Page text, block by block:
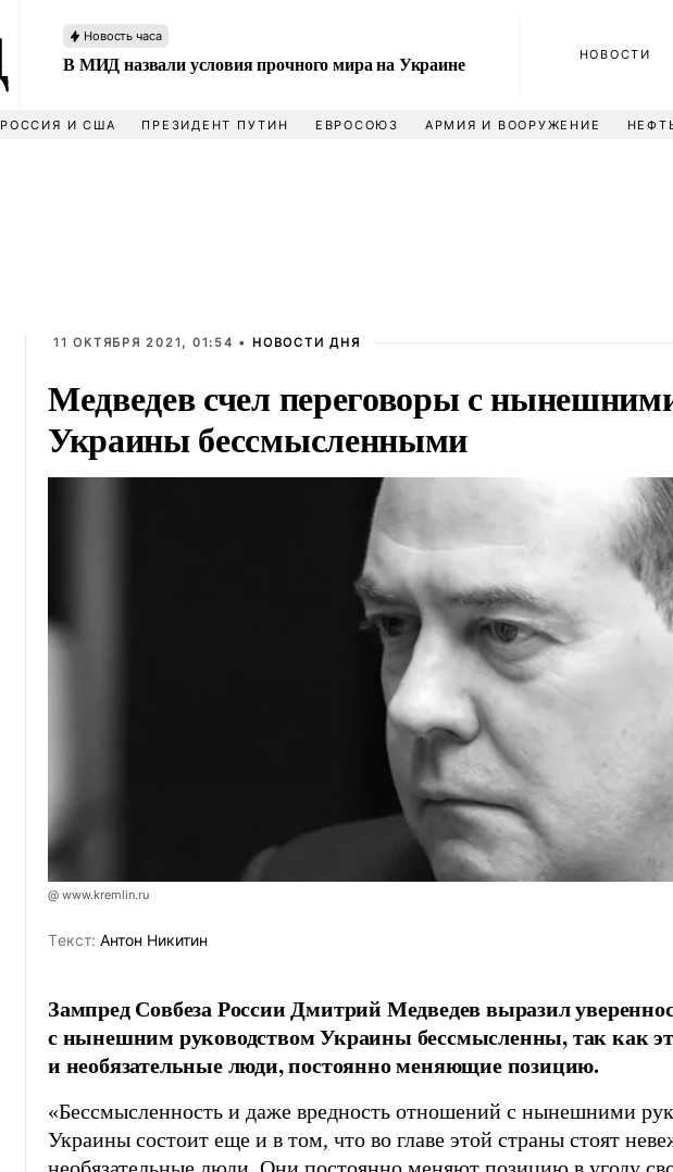
Новость часа
В МИД назвали условия прочного мира на Украине НОВОСТИ
РОССИЯ И США ПРЕЗИДЕНТ ПУТИН ЕВРОСОЮЗ АРМИЯ И ВООРУЖЕНИЕ
11 ОКТЯБРЯ 2021, 01:54 • НОВОСТИ ДНЯ
Медведев счел переговоры с
Украины бессмысленными
@ www.kremlin.ru
Tекст: Антон Никитин
Зампред Совбеза России Дмитрий Медведев выразил
с нынешним руководством Украины бессмысленны, так как
и необязательные люди, постоянно меняющие позицию.
«Бессмысленность и даже вредность отношений с нынешними
Украины состоит еще и в том, что во главе этой страны стоят